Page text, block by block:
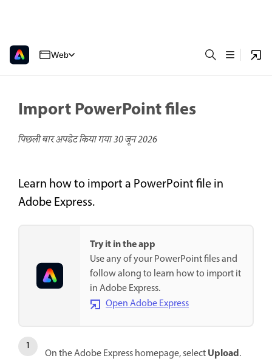
Web
Import PowerPoint files
पिछली बार अपडेट किया गया30 जून 2026
Learn how to import a PowerPoint file in
Adobe Express.
Try it in the app
Use any of your PowerPoint files and
follow along to learn how to import it
in Adobe Express.
Open Adobe Express
On the Adobe Express homepage, selectUpload.